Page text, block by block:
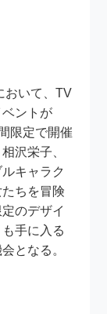
おいて、TV
ントが
限定で開催
沢栄子、
キャラク
ちを冒険
のデザイ
手に入る
となる。